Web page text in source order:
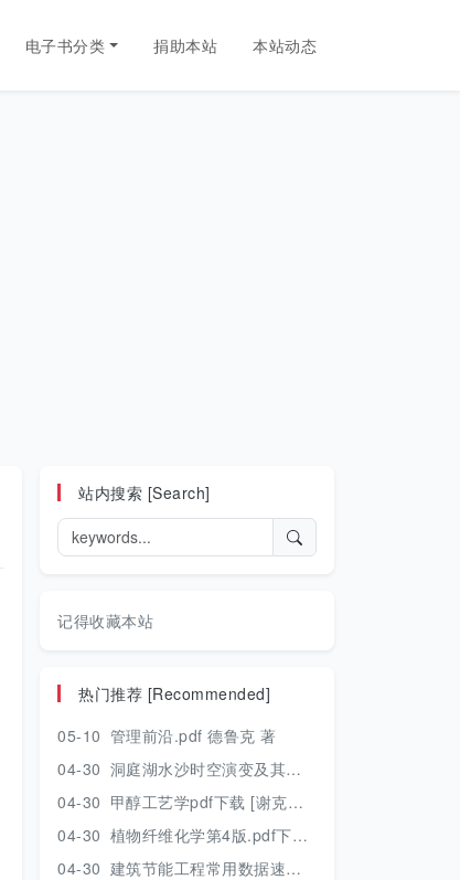
电子书分类 捐助本站 本站动态
站内搜索 [Search]
记得收藏本站
热门推荐 [Recommended]
05-10 管理前沿.pdf 德鲁克 著
04-30 洞庭湖水沙时空演变及其对水资源安全的影响研究.pdf 胡光伟 著 2017年版
04-30 甲醇工艺学pdf下载 [谢克昌 房鼎业主编] 2010年版
04-30 植物纤维化学第4版.pdf下载 [裴继诚主编] 2012年版
04-30 建筑节能工程常用数据速查手册.pdf下载 [陈慢勤著] 2010年版